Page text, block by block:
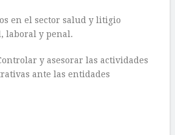
en el sector salud y litigio
laboral y penal.
y asesorar las actividades
ante las entidades